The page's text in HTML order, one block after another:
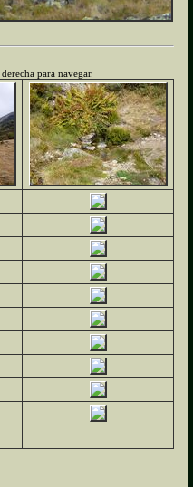
para navegar.